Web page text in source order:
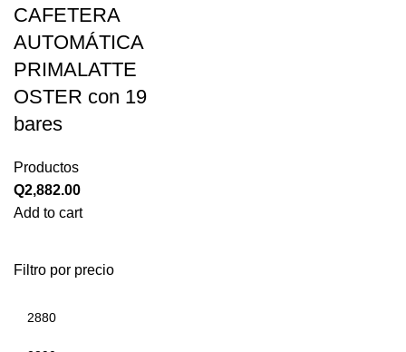
Filtro por precio
CAFETERA
AUTOMÁTICA
PRIMALATTE
OSTER con 19
bares
Productos
Q2,882.00
Add to cart